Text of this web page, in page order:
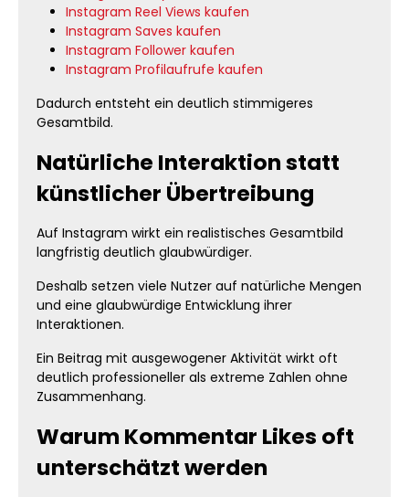
Instagram Reel Views kaufen
Instagram Saves kaufen
Instagram Follower kaufen
Instagram Profilaufrufe kaufen
Dadurch entsteht ein deutlich stimmigeres
Gesamtbild.
Natürliche Interaktion statt
künstlicher Übertreibung
Auf Instagram wirkt ein realistisches Gesamtbild
langfristig deutlich glaubwürdiger.
Deshalb setzen viele Nutzer auf natürliche Mengen
und eine glaubwürdige Entwicklung ihrer
Interaktionen.
Ein Beitrag mit ausgewogener Aktivität wirkt oft
deutlich professioneller als extreme Zahlen ohne
Zusammenhang.
Warum Kommentar Likes oft
unterschätzt werden